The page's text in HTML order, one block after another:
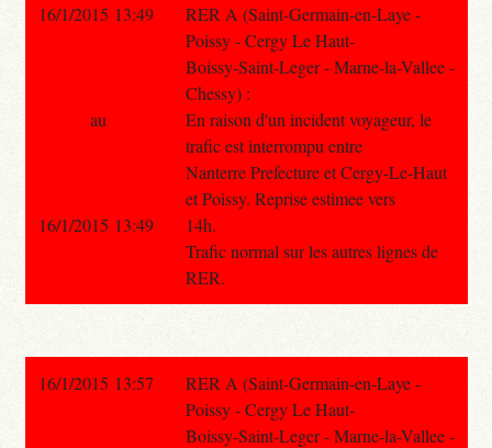
16/1/2015 13:49
RER A (Saint-Germain-en-Laye -
Poissy - Cergy Le Haut-
Boissy-Saint-Leger - Marne-la-Vallee -
Chessy) :
En raison d'un incident voyageur, le
trafic est interrompu entre
Nanterre Prefecture et Cergy-Le-Haut
et Poissy. Reprise estimee vers
14h.
Trafic normal sur les autres lignes de
RER.
au
16/1/2015 13:49
16/1/2015 13:57
RER A (Saint-Germain-en-Laye -
Poissy - Cergy Le Haut-
Boissy-Saint-Leger - Marne-la-Vallee -